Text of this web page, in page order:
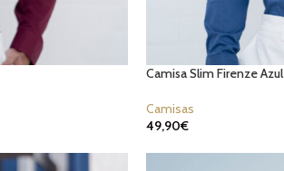
Camisa Slim Firenze Azul
Camisas
49,90€